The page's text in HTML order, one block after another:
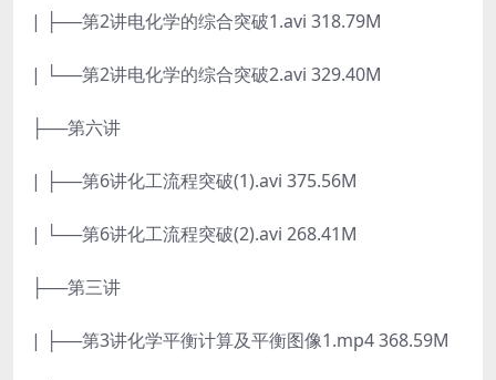
| ├──第2讲电化学的综合突破1.avi 318.79M
| └──第2讲电化学的综合突破2.avi 329.40M
├──第六讲
| ├──第6讲化工流程突破(1).avi 375.56M
| └──第6讲化工流程突破(2).avi 268.41M
├──第三讲
| ├──第3讲化学平衡计算及平衡图像1.mp4 368.59M